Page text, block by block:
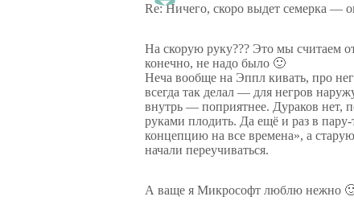
Re: Ничего, скоро выдет семерка —
На скорую руку??? Это мы считаем
конечно, не надо было 🙂
Неча вообще на Эппл кивать, про
всегда так делал — для негров
внутрь — поприятнее. Дураков нет,
руками плодить. Да ещё и раз в
концепцию на все времена», а
начали переучиваться.
А ваще я Микрософт люблю нежно